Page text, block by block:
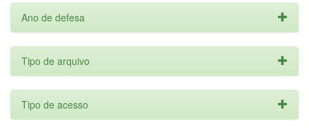
Ano de defesa
Tipo de arquivo
Tipo de acesso